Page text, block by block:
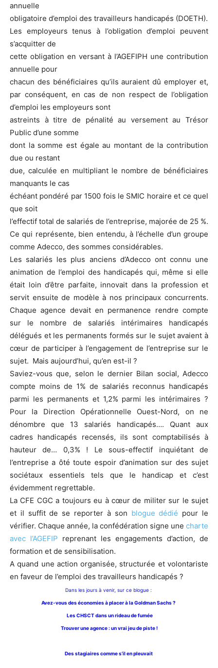
annuelle
obligatoire d’emploi des travailleurs handicapés (DOETH).
Les employeurs tenus à l’obligation d’emploi peuvent
s’acquitter de
cette obligation en versant à l’AGEFIPH une contribution
annuelle pour
chacun des bénéficiaires qu’ils auraient dû employer et,
par conséquent, en cas de non respect de l’obligation
d’emploi les employeurs sont
astreints à titre de pénalité au versement au Trésor
Public d’une somme
dont la somme est égale au montant de la contribution
due ou restant
due, calculée en multipliant le nombre de bénéficiaires
manquants le cas
échéant pondéré par 1500 fois le SMIC horaire et ce quel
que soit
l’effectif total de salariés de l’entreprise, majorée de 25 %.
Ce qui représente, bien entendu, à l’échelle d’un groupe
comme Adecco, des sommes considérables.
Les salariés les plus anciens d’Adecco ont connu une
animation de l’emploi des handicapés qui, même si elle
était loin d’être parfaite, innovait dans la profession et
servit ensuite de modèle à nos principaux concurrents.
Chaque agence devait en permanence rendre compte
sur le nombre de salariés intérimaires handicapés
délégués et les permanents formés sur le sujet avaient à
cœur de participer à l’engagement de l’entreprise sur le
sujet. Mais aujourd’hui, qu’en est-il ?
Saviez-vous que, selon le dernier Bilan social, Adecco
compte moins de 1% de salariés reconnus handicapés
parmi les permanents et 1,2% parmi les intérimaires ?
Pour la Direction Opérationnelle Ouest-Nord, on ne
dénombre que 13 salariés handicapés…. Quant aux
cadres handicapés recensés, ils sont comptabilisés à
hauteur de… 0,3% ! Le sous-effectif inquiétant de
l’entreprise a ôté toute espoir d’animation sur des sujet
sociétaux essentiels tels que le handicap et c’est
évidemment regrettable.
La CFE CGC a toujours eu à cœur de militer sur le sujet
et il suffit de se reporter à son blogue dédié pour le
vérifier. Chaque année, la confédération signe une charte
avec l’AGEFIP reprenant les engagements d’action, de
formation et de sensibilisation.
A quand une action organisée, structurée et volontariste
en faveur de l’emploi des travailleurs handicapés ?
Dans les jours à venir, sur ce blogue :
Avez-vous des économies à placer à la Goldman Sachs ?
Les CHSCT dans un rideau de fumée
Trouver une agence : un vrai jeu de piste !
Des stagiaires comme s’il en pleuvait